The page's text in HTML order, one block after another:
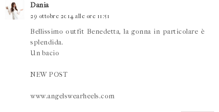
Dania
29 ottobre 2014 alle ore 11:51
Bellissimo outfit Benedetta, la gonna in particolare è
splendida.
Un bacio
NEW POST
www.angelswearheels.com